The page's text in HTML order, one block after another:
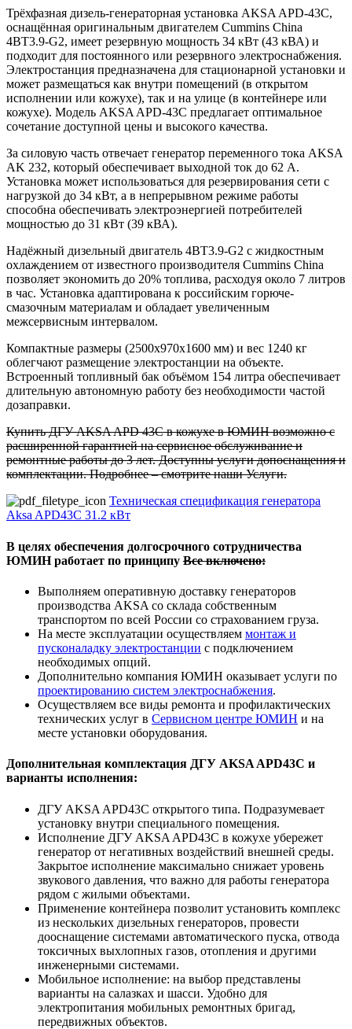
Трёхфазная дизель-генераторная установка AKSA APD-43C,
оснащённая оригинальным двигателем Cummins China
4BT3.9-G2, имеет резервную мощность 34 кВт (43 кВА) и
подходит для постоянного или резервного электроснабжения.
Электростанция предназначена для стационарной установки и
может размещаться как внутри помещений (в открытом
исполнении или кожухе), так и на улице (в контейнере или
кожухе). Модель AKSA APD-43C предлагает оптимальное
сочетание доступной цены и высокого качества.
За силовую часть отвечает генератор переменного тока AKSA
AK 232, который обеспечивает выходной ток до 62 А.
Установка может использоваться для резервирования сети с
нагрузкой до 34 кВт, а в непрерывном режиме работы
способна обеспечивать электроэнергией потребителей
мощностью до 31 кВт (39 кВА).
Надёжный дизельный двигатель 4BT3.9-G2 с жидкостным
охлаждением от известного производителя Cummins China
позволяет экономить до 20% топлива, расходуя около 7 литров
в час. Установка адаптирована к российским горюче-
смазочным материалам и обладает увеличенным
межсервисным интервалом.
Компактные размеры (2500x970x1600 мм) и вес 1240 кг
облегчают размещение электростанции на объекте.
Встроенный топливный бак объёмом 154 литра обеспечивает
длительную автономную работу без необходимости частой
дозаправки.
Купить ДГУ AKSA APD 43C в кожухе в ЮМИН возможно с
расширенной гарантией на сервисное обслуживание и
ремонтные работы до 3 лет. Доступны услуги допоснащения и
комплектации. Подробнее – смотрите наши Услуги.
Техническая спецификация генератора
Aksa APD43C 31.2 кВт
В целях обеспечения долгосрочного сотрудничества
ЮМИН работает по принципу Все включено:
Выполняем оперативную доставку генераторов
производства AKSA со склада собственным
транспортом по всей России со страхованием груза.
На месте эксплуатации осуществляем монтаж и
пусконаладку электростанции с подключением
необходимых опций.
Дополнительно компания ЮМИН оказывает услуги по
проектированию систем электроснабжения.
Осуществляем все виды ремонта и профилактических
технических услуг в Сервисном центре ЮМИН и на
месте установки оборудования.
Дополнительная комплектация ДГУ AKSA APD43C и
варианты исполнения:
ДГУ AKSA APD43C открытого типа. Подразумевает
установку внутри специального помещения.
Исполнение ДГУ AKSA APD43C в кожухе убережет
генератор от негативных воздействий внешней среды.
Закрытое исполнение максимально снижает уровень
звукового давления, что важно для работы генератора
рядом с жилыми объектами.
Применение контейнера позволит установить комплекс
из нескольких дизельных генераторов, провести
дооснащение системами автоматического пуска, отвода
токсичных выхлопных газов, отопления и другими
инженерными системами.
Мобильное исполнение: на выбор представлены
варианты на салазках и шасси. Удобно для
электропитания мобильных ремонтных бригад,
передвижных объектов.